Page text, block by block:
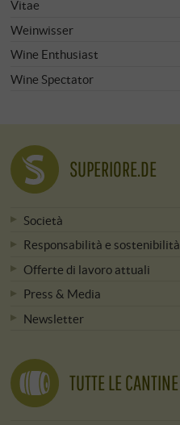
Vitae
Weinwisser
Wine Enthusiast
Wine Spectator
SUPERIORE.DE
Società
Responsabilità e sostenibilità
Offerte di lavoro attuali
Press & Media
Newsletter
TUTTE LE CANTINE